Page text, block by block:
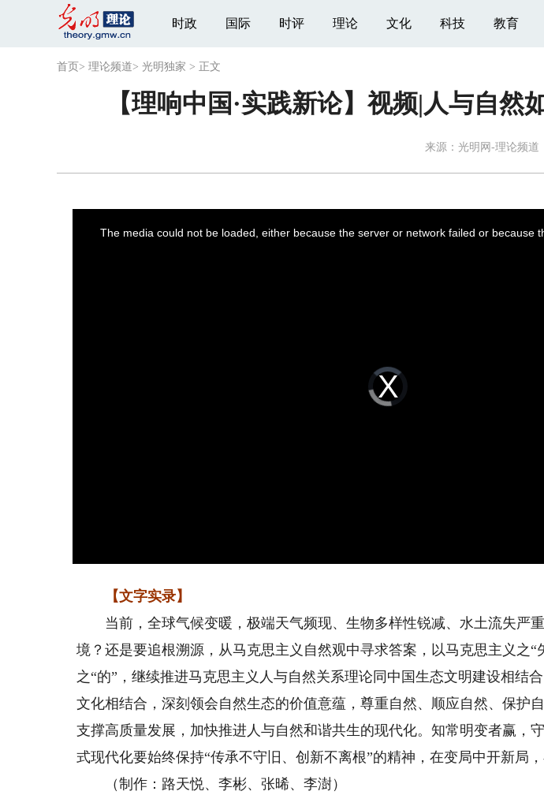
时政 国际 时评 理论 文化 科技 教育
首页 > 理论频道> 光明独家 > 正文
【理响中国·实践新论】视频|人与自
来源： 光明网-理论频道
Video
Player
is
loading.
The media could not be loaded, either because the server or network failed or because
【文字实录】
当前，全球气候变暖，极端天气频现、生物多样性锐减、水土流失严
境？还是要追根溯源，从马克思主义自然观中寻求答案，以马克思主义之“
之“的”，继续推进马克思主义人与自然关系理论同中国生态文明建设相结
文化相结合，深刻领会自然生态的价值意蕴，尊重自然、顺应自然、保护
支撑高质量发展，加快推进人与自然和谐共生的现代化。知常明变者赢，
式现代化要始终保持“传承不守旧、创新不离根”的精神，在变局中开新局，
（制作：路天悦、李彬、张晞、李澍）